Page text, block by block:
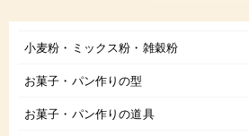
小麦粉・ミックス粉・雑穀粉
お菓子・パン作りの型
お菓子・パン作りの道具